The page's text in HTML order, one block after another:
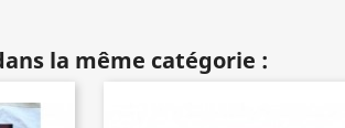
la même catégorie :